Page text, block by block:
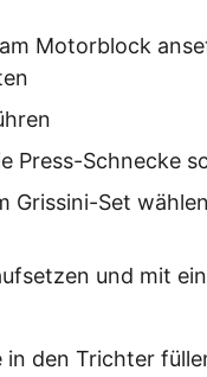
Motor­block
Press-Schne­cke
Gris­si­ni-Set
und mit
in den Trich­ter